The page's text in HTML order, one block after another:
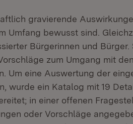
gravierende
Umfang bewusst sind.
Bürgerinnen und Bürger.
zum Umgang mit den
Um eine Auswertung der
wurde ein Katalog mit 19
in einer offenen
oder Vorschläge